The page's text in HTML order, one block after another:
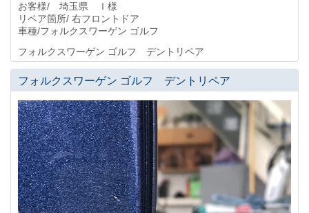
お客様/ 埼玉県 Ｉ様
リペア箇所/ 右フロントドア
車種/フォルクスワーゲン ゴルフ
フォルクスワーゲン ゴルフ デントリペア
フォルクスワーゲン ゴルフ デントリペア